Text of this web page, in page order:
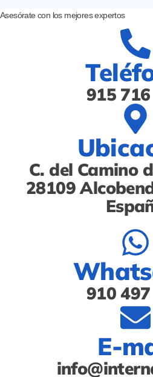
Asesórate con los mejores expertos
915
C. del Camino
28109
910
E-